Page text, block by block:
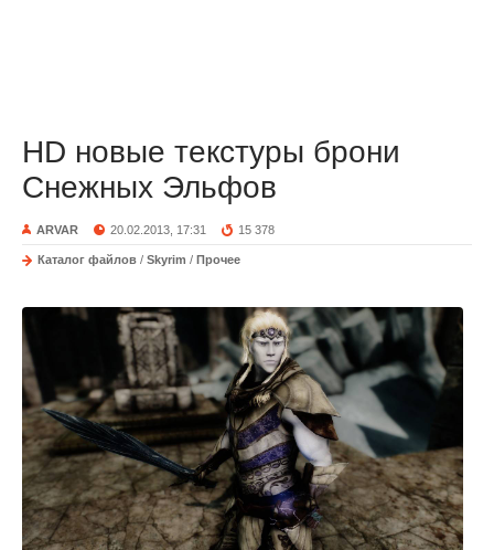
HD новые текстуры брони
Снежных Эльфов
ARVAR 20.02.2013, 17:31 15 378
Каталог файлов / Skyrim / Прочее